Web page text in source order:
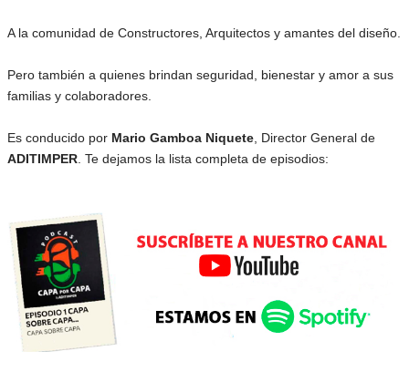
A la comunidad de Constructores, Arquitectos y amantes del diseño.
Pero también a quienes brindan seguridad, bienestar y amor a sus
familias y colaboradores.
Es conducido por Mario Gamboa Niquete , Director General de
ADITIMPER . Te dejamos la lista completa de episodios: